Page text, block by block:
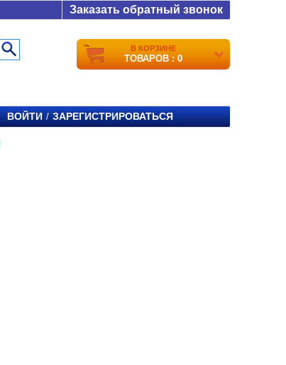
Заказать обратный звонок
В КОРЗИНЕ
ТОВАРОВ : 0
ВОЙТИ / ЗАРЕГИСТРИРОВАТЬСЯ